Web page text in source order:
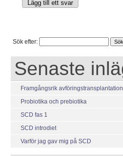
Sök efter:
Senaste
Framgångsrik
Probiotika och prebiotika
SCD fas 1
SCD introdiet
Varför jag gav mig på SCD